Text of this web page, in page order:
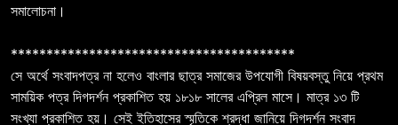
সমালোচনা।
****************************************
সে অর্থে সংবাদপত্র না হলেও বাংলার ছাত্র সমাজের উপযোগী বিষয়বস্তু নিয়ে প্রথম
সাময়িক পত্র দিগদর্শন প্রকাশিত হয় ১৮১৮ সালের এপ্রিল মাসে। মাত্র ১৩ টি
সংখ্যা প্রকাশিত হয়। সেই ইতিহাসের স্মৃতিকে শ্রদ্ধা জানিয়ে দিগদর্শন সংবাদ